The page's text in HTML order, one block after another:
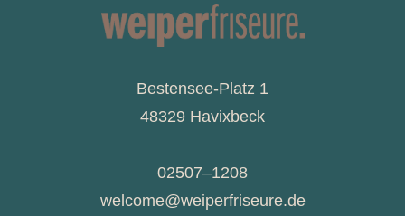
Bestensee-Platz 1
48329 Havixbeck
02507–1208
welcome@weiperfriseure.de